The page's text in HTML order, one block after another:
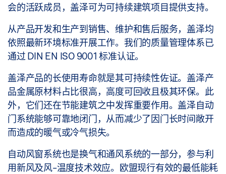
会的活跃成员，盖泽可为可持续建筑项目提供支持。
从产品开发和生产到销售、维护和售后服务，盖泽均
依照最新环境标准开展工作。我们的质量管理体系已
通过 DIN EN ISO 9001 标准认证。
盖泽产品的长使用寿命就是其可持续性佐证。盖泽产
品金属原材料占比很高，高度可回收且极其环保。此
外，它们还在节能建筑之中发挥重要作用。盖泽自动
门系统能够可靠地闭门，从而减少了因门长时间敞开
而造成的暖气或冷气损失。
自动风窗系统也是换气和通风系统的一部分，参与利
用新风及风-温度技术效应。欧盟现行有效的最低能耗